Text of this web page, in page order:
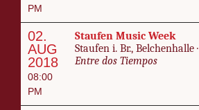
PM
02.
AUG
2018
08:00
PM
Staufen Mu­sic Week
Staufen i. Br., Belchen­halle ·
En­tre dos Tiem­pos